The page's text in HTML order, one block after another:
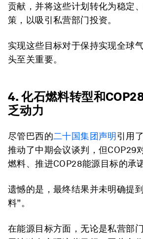
贡献，并将这些计划转化为稳定
策，以吸引私营部门投资。
实现这些目标对于保持实现全球
头至关重要。
4. 化石燃料转型和
乏动力
尽管巴西的二十国集团声明 引用
推动了中期会议谈判，但COP29
燃料、推进COP28能源目标的承
遗憾的是，最终结果并未明确提
料”。
在能源目标方面，无论是私营部